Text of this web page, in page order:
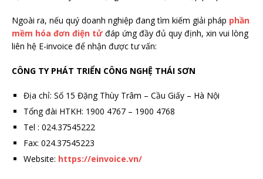
Ngoài ra, nếu quý doanh nghiệp đang tìm kiếm giải pháp phần
mềm hóa đơn điện tửđáp ứng đầy đủ quy định, xin vui lòng
liên hệ E-invoice để nhận được tư vấn:
CÔNG TY PHÁT TRIỂN CÔNG NGHỆ THÁI SƠN
Địa chỉ: Số 15 Đặng Thùy Trâm – Cầu Giấy – Hà Nội
Tổng đài HTKH: 1900 4767 – 1900 4768
Tel : 024.37545222
Fax: 024.37545223
Website: https://einvoice.vn/